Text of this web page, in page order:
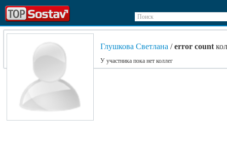
Поиск
Глушкова Светлана /error count
У участника пока нет коллег